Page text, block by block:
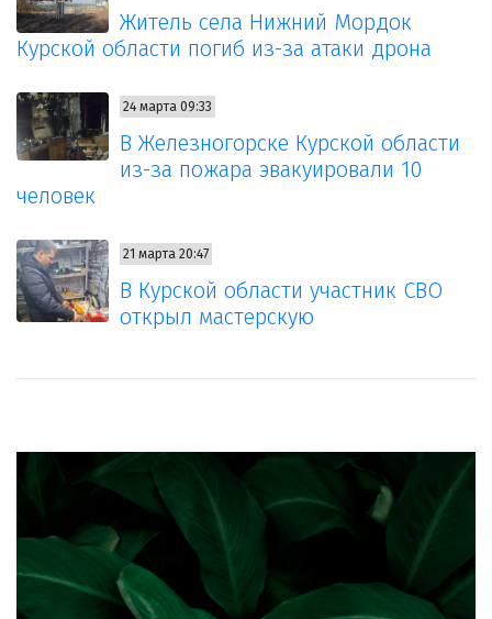
Житель села Нижний Мордок
Курской области погиб из-за атаки дрона
24 марта 09:33
В Железногорске Курской области
из-за пожара эвакуировали 10
человек
21 марта 20:47
В Курской области участник СВО
открыл мастерскую